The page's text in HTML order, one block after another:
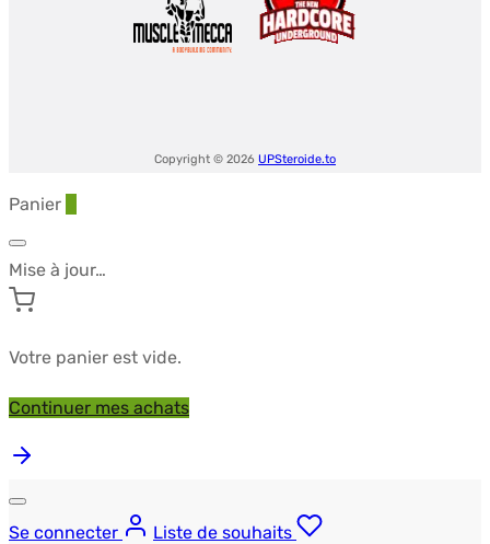
MEDICAL
Copyright © 2026 UPSteroide.to
Panier
Mise à jour…
Votre panier est vide.
Continuer mes achats
Se connecter
Liste de souhaits